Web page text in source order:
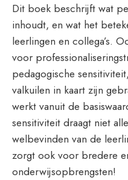
Dit boek beschrijft wat
inhoudt, en wat het
leerlingen en collega’s.
voor
pedagogische
valkuilen in kaart zijn
werkt vanuit de
sensitiviteit draagt niet
welbevinden van de
zorgt ook voor bredere
onderwijsopbrengsten!